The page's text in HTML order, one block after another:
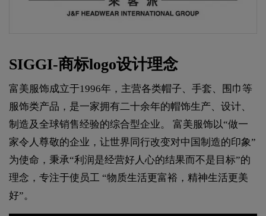
SIGGI-商标logo设计理念
富美服饰成立于1996年，主营各类帽子、手套、围巾等
服饰类产品，是一家拥有二十余年的帽饰生产、设计、
制造及全球销售经验的综合型企业。 富美服饰以“做一
家令人尊敬的企业，让世界同行改变对中国制造的印象”
为使命，秉承“利润是经营好人心的结果而不是目标”的
理念，专注于使员工 “物质生活更富裕，精神生活更美
好”。